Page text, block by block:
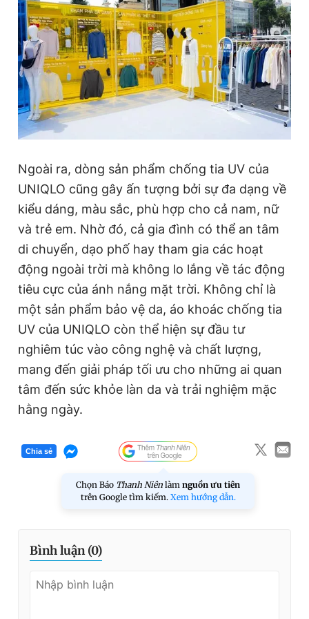
Ngoài ra, dòng sản phẩm chống tia UV của
UNIQLO cũng gây ấn tượng bởi sự đa dạng về
kiểu dáng, màu sắc, phù hợp cho cả nam, nữ
và trẻ em. Nhờ đó, cả gia đình có thể an tâm
di chuyển, dạo phố hay tham gia các hoạt
động ngoài trời mà không lo lắng về tác động
tiêu cực của ánh nắng mặt trời. Không chỉ là
một sản phẩm bảo vệ da, áo khoác chống tia
UV của UNIQLO còn thể hiện sự đầu tư
nghiêm túc vào công nghệ và chất lượng,
mang đến giải pháp tối ưu cho những ai quan
tâm đến sức khỏe làn da và trải nghiệm mặc
hằng ngày.
Chia sẻ
Chọn Báo Thanh Niên làm nguồn ưu tiên
trên Google tìm kiếm. Xem hướng dẫn.
Bình luận (0)